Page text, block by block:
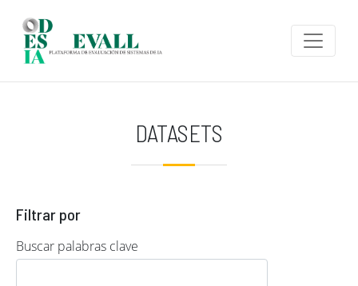
DATASETS
Filtrar por
Buscar palabras clave